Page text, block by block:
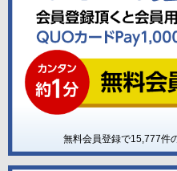
無料会員登録で15,777件